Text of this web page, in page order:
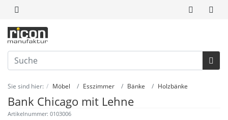
Sie sind hier: Möbel Esszimmer Bänke Holzbänke
Bank Chicago mit Lehne
Artikelnummer: 0103006